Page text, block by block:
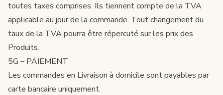
toutes taxes comprises. Ils tiennent compte de la TVA
applicable au jour de la commande. Tout changement du
taux de la TVA pourra être répercuté sur les prix des
Produits.
5G – PAIEMENT
Les commandes en Livraison à domicile sont payables par
carte bancaire uniquement.